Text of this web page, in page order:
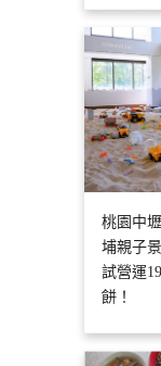
桃園中
埔親子
試營運
餅！